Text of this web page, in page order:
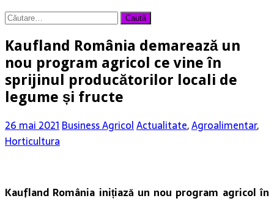
Caută
Kaufland România demarează un
nou program agricol ce vine în
sprijinul producătorilor locali de
legume și fructe
26 mai 2021Business AgricolActualitate,Agroalimentar,
Horticultura
Kaufland România inițiază un nou program agricol în